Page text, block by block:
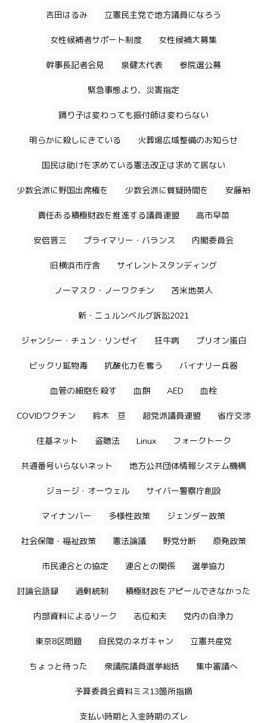
吉田はるみ 立憲民主党で地方議員になろう
女性候補者サポート制度 女性候補大募集
幹事長記者会見 泉健太代表 参院選公募
緊急事態より、災害指定
踊り子は変わっても振付師は変わらない
明らかに殺しにきている 火葬場広域整備のお知らせ
国民は助けを求めている憲法改正は求めて居ない
少数会派に野国出席権を 少数会派に質疑時間を 安藤裕
責任ある積極財政を推進する議員連盟 高市早苗
安倍晋三 プライマリー・バランス 内閣委員会
旧横浜市庁舎 サイレントスタンディング
ノーマスク・ノーワクチン 苫米地英人
新・ニュルンベルグ訴訟2021
ジャンシー・チュン・リンゼイ 狂牛病 プリオン蛋白
ビックリ鉱物毒 抗酸化力を奪う バイナリー兵器
血管の細胞を殺す 血餅 AED 血栓
COVIDワクチン 鈴木 亘 超党派議員連盟 省庁交渉
住基ネット 盗聴法 Linux フォークトーク
共通番号いらないネット 地方公共団体情報システム機構
ジョージ・オーウェル サイバー警察庁創設
マイナンバー 多様性政策 ジェンダー政策
社会保障・福祉政策 憲法論議 野党分断 原発政策
市民連合との協定 連合との関係 選挙協力
討論会語録 過剰統制 積極財政をアピールできなかった
内部資料によるリーク 志位和夫 党内の自浄力
東京8区問題 自民党のネガキャン 立憲共産党
ちょっと待った 衆議院議員選挙総括 集中審議へ
予算委員会資料ミス13箇所指摘
支払い時期と入金時期のズレ